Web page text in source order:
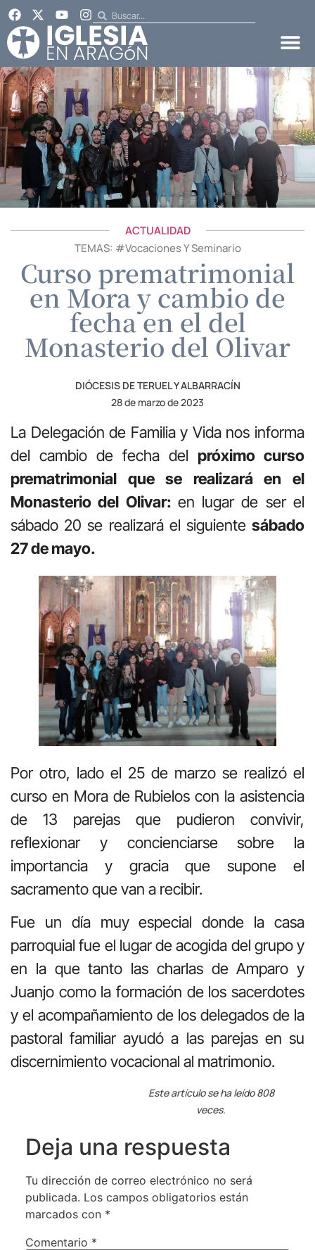
ACTUALIDAD
TEMAS: #Vocaciones Y Seminario
Curso prematrimonial
en Mora y cambio de
fecha en el del
Monasterio del Olivar
DIÓCESIS DE TERUEL Y ALBARRACÍN
28 de marzo de 2023
La Delegación de Familia y Vida nos informa
del cambio de fecha del próximo curso
prematrimonial que se realizará en el
Monasterio del Olivar: en lugar de ser el
sábado 20 se realizará el siguiente sábado
27 de mayo.
Por otro, lado el 25 de marzo se realizó el
curso en Mora de Rubielos con la asistencia
de 13 parejas que pudieron convivir,
reflexionar y concienciarse sobre la
importancia y gracia que supone el
sacramento que van a recibir.
Fue un día muy especial donde la casa
parroquial fue el lugar de acogida del grupo y
en la que tanto las charlas de Amparo y
Juanjo como la formación de los sacerdotes
y el acompañamiento de los delegados de la
pastoral familiar ayudó a las parejas en su
discernimiento vocacional al matrimonio.
Este artículo se ha leído 808
veces.
Deja una respuesta
Tu dirección de correo electrónico no será
publicada. Los campos obligatorios están
marcados con *
Comentario *